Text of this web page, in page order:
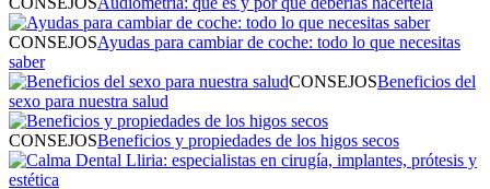
CONSEJOSAyudas para cambiar de coche: todo lo que necesitas
saber
CONSEJOSBeneficios del
sexo para nuestra salud
CONSEJOSBeneficios y propiedades de los higos secos